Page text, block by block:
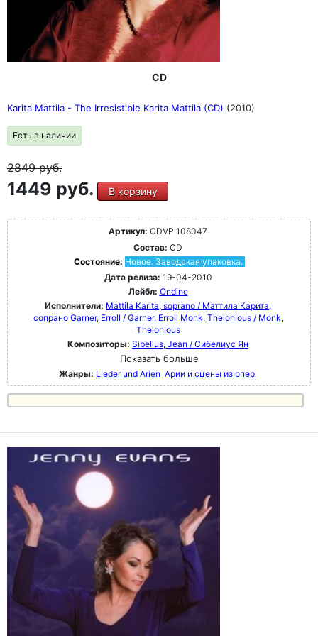
CD
Karita Mattila - The Irresistible Karita Mattila (CD) (2010)
Есть в наличии
2849руб.
1449 руб. В корзину
Артикул: CDVP 108047
Состав: CD
Состояние: Новое. Заводская упаковка.
Дата релиза: 19-04-2010
Лейбл: Ondine
Исполнители: Mattila Karita, soprano / Маттила Карита,
сопрано Garner, Erroll / Garner, Erroll Monk, Thelonious / Monk,
Thelonious
Композиторы: Sibelius, Jean / Сибелиус Ян
Показать больше
Жанры: Lieder und Arien Арии и сцены из опер